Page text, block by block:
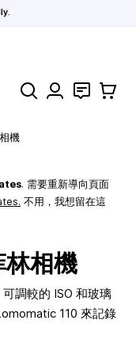
搜索 聯絡 購物車
機
. 需要重新導向頁面
. 不用，我想留在這
相機
調較的 ISO 和玻璃
110 來記錄